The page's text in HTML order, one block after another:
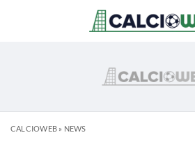
CALCIOWEB» NEWS